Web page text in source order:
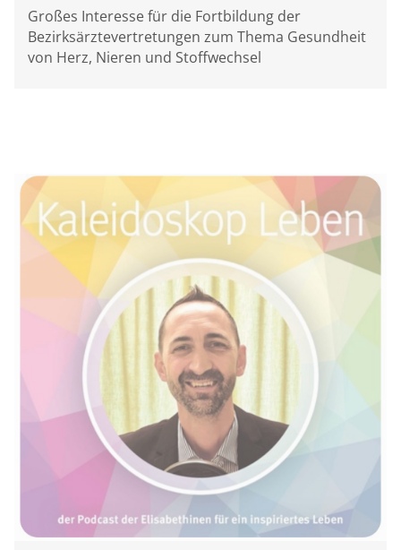
Großes Interesse für die Fortbildung der
Bezirksärztevertretungen zum Thema Gesundheit
von Herz, Nieren und Stoffwechsel